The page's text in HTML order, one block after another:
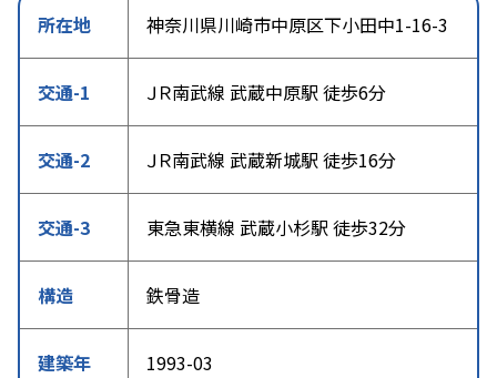
所在地 神奈川県川崎市中原区下小田中1-16-3
交通-1 ＪＲ南武線 武蔵中原駅 徒歩6分
交通-2 ＪＲ南武線 武蔵新城駅 徒歩16分
交通-3 東急東横線 武蔵小杉駅 徒歩32分
構造 鉄骨造
建築年 1993-03